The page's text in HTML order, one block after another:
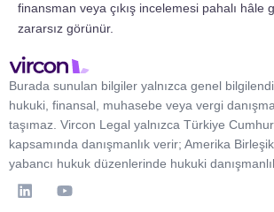
finansman veya çıkış incelemesi pahalı hâle
zararsız görünür.
Burada sunulan bilgiler yalnızca genel
hukuki, finansal, muhasebe veya vergi
taşımaz. Vircon Legal yalnızca Türkiye
kapsamında danışmanlık verir; Amerika
yabancı hukuk düzenlerinde hukuki